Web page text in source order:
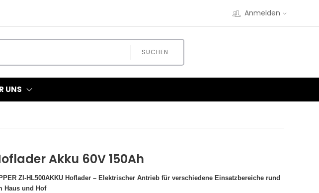
Anmelden
SUCHEN
UNS
Akku 60V 150Ah
ZI-HL500AKKU Hoflader – Elektrischer Antrieb für verschiedene Einsatzbereiche rund
Haus und Hof